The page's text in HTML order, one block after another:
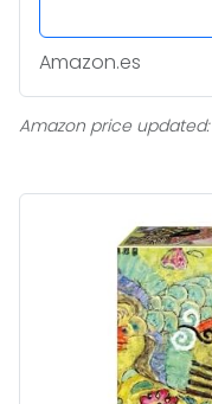
Amazon.es
Amazon price updated: